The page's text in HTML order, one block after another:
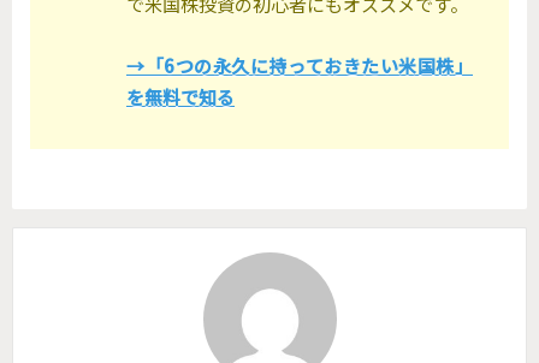
→「6つの永久に持っておきたい米国株」
を無料で知る